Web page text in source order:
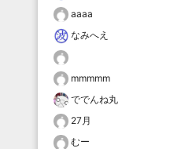
aaaa
なみへえ
mmmmm
ででんね丸
27月
むー